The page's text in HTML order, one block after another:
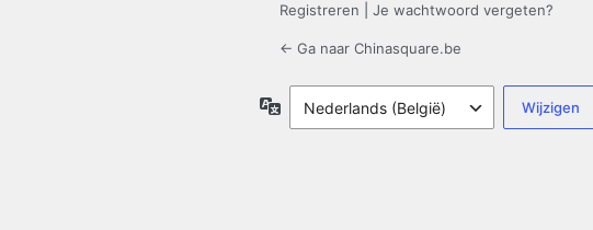
Registreren Je wachtwoord vergeten?
← Ga naar Chinasquare.be
Taal